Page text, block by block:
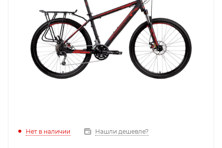
Нет в наличии Нашли дешевле?